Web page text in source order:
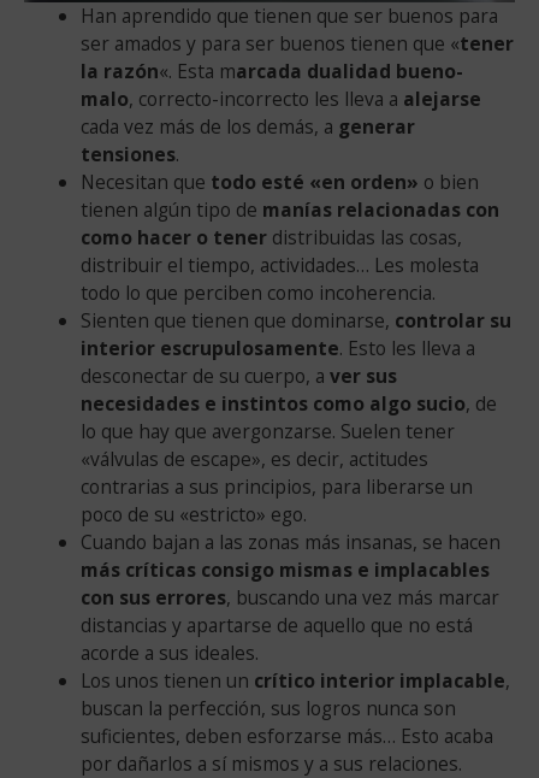
Han aprendido que tienen que ser buenos para
ser amados y para ser buenos tienen que «tener
la razón«. Esta marcada dualidad bueno-
malo, correcto-incorrecto les lleva a alejarse
cada vez más de los demás, a generar
tensiones.
Necesitan que todo esté «en orden» o bien
tienen algún tipo de manías relacionadas con
como hacer o tener distribuidas las cosas,
distribuir el tiempo, actividades… Les molesta
todo lo que perciben como incoherencia.
Sienten que tienen que dominarse, controlar su
interior escrupulosamente. Esto les lleva a
desconectar de su cuerpo, a ver sus
necesidades e instintos como algo sucio, de
lo que hay que avergonzarse. Suelen tener
«válvulas de escape», es decir, actitudes
contrarias a sus principios, para liberarse un
poco de su «estricto» ego.
Cuando bajan a las zonas más insanas, se hacen
más críticas consigo mismas e implacables
con sus errores, buscando una vez más marcar
distancias y apartarse de aquello que no está
acorde a sus ideales.
Los unos tienen un crítico interior implacable,
buscan la perfección, sus logros nunca son
suficientes, deben esforzarse más… Esto acaba
por dañarlos a sí mismos y a sus relaciones.